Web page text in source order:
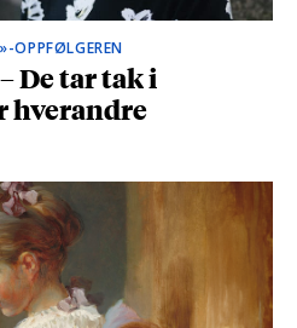
OPPFØLGEREN
De tar tak i
hverandre